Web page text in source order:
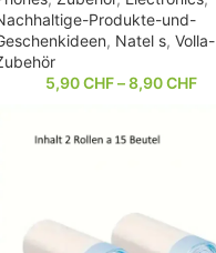
Produkte-und-
, Natel s, Volla-
5,90CHF–8,90CHF